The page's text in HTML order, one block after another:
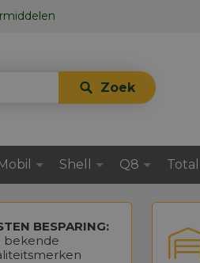
Zoek
Shell Q8 Total
BESPARING:
bekende